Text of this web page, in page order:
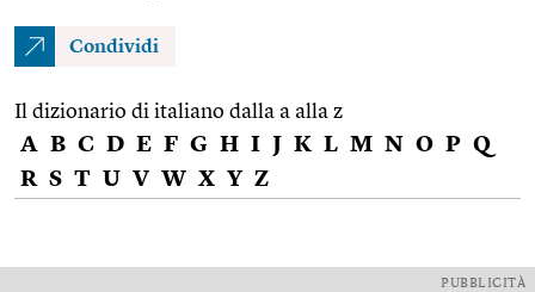
Condividi
Il dizionario di italiano dalla a alla z
A B C D E F G H I J K L M N O P Q
R S T U V W X Y Z
PUBBLICITÀ